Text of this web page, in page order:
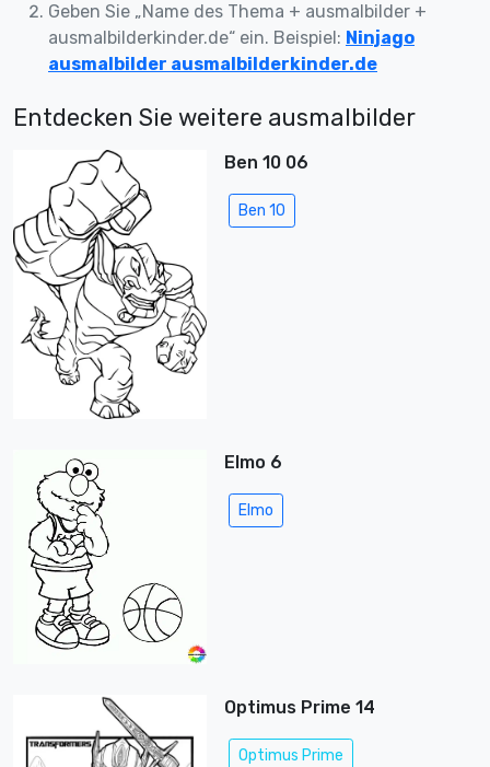
Geben Sie „Name des Thema + ausmalbilder +
ausmalbilderkinder.de“ ein. Beispiel: Ninjago
ausmalbilder ausmalbilderkinder.de
Entdecken Sie weitere ausmalbilder
Ben 10 06
Ben 10
Elmo 6
Elmo
Optimus Prime 14
Optimus Prime